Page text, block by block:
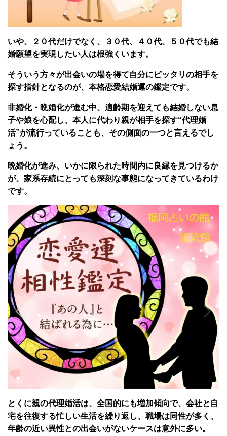
いや、２０代だけでなく、３０代、４０代、５０代でも結
婚願望を実現したい人は根強くいます。
そういう方々が出会いの場を得て自分にピッタリの相手を
探す指針となるのが、本格恋愛結婚運の鑑定です。
非婚化・晩婚化が進む中、適齢期を迎えても結婚しない息
子や娘を心配し、本人に代わり親が相手を探す“代理婚
活”が流行っていることも、その側面の一つと言えるでし
ょう。
晩婚化が進み、いかに限られた時間内に良縁を見つけるか
が、家系存続にとっても深刻な事態になってきているわけ
です。
とくに親の代理婚活は、全国的にも増加傾向で、会社と自
宅を往復する忙しい生活を繰り返し、職場は同性が多く、
年齢の近い異性との出会いがないケースは意外に多い。